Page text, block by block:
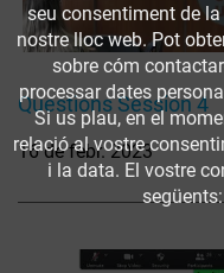
Questions Session 4
16 de febr. 2023
seu consentiment de
nostre lloc web. Pot
sobre cóm
processar dates
Si us plau, en el
relació al vostre
i la data. El vostre